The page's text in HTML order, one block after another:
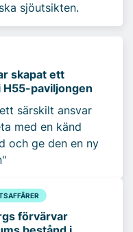
sjöutsikten.
skapat ett
H55-paviljongen
särskilt ansvar
med en känd
och ge den en ny
förvärvar